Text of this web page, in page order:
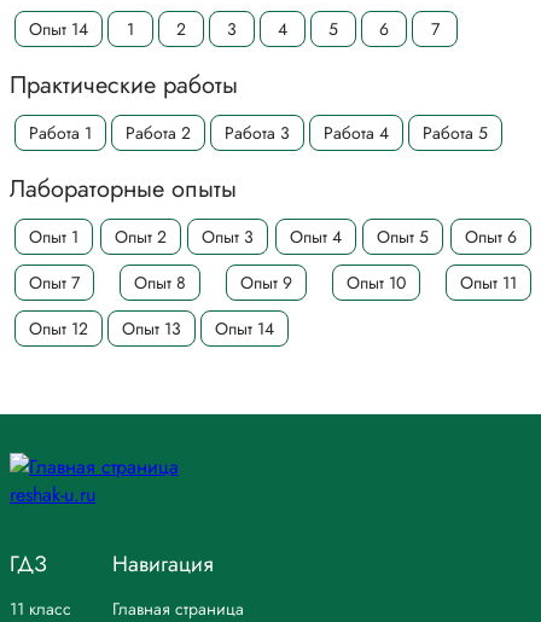
Опыт 14 1 2 3 4 5 6 7
Практические работы
Работа 1 Работа 2 Работа 3 Работа 4 Работа 5
Лабораторные опыты
Опыт 1 Опыт 2 Опыт 3 Опыт 4 Опыт 5
Опыт 6
Опыт 7
Опыт 8 Опыт 9 Опыт 10
Опыт 11
Опыт 12
Опыт 13 Опыт 14
ГДЗ
11 класс
Навигация
Главная страница